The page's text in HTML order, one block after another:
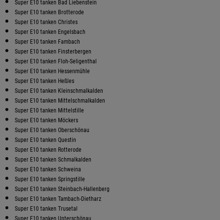
Super E10 tanken Bad Liebenstein
Super E10 tanken Brotterode
Super E10 tanken Christes
Super E10 tanken Engelsbach
Super E10 tanken Fambach
Super E10 tanken Finsterbergen
Super E10 tanken Floh-Seligenthal
Super E10 tanken Hessenmühle
Super E10 tanken Heßles
Super E10 tanken Kleinschmalkalden
Super E10 tanken Mittelschmalkalden
Super E10 tanken Mittelstille
Super E10 tanken Möckers
Super E10 tanken Oberschönau
Super E10 tanken Questin
Super E10 tanken Rotterode
Super E10 tanken Schmalkalden
Super E10 tanken Schweina
Super E10 tanken Springstille
Super E10 tanken Steinbach-Hallenberg
Super E10 tanken Tambach-Dietharz
Super E10 tanken Trusetal
Super E10 tanken Unterschönau